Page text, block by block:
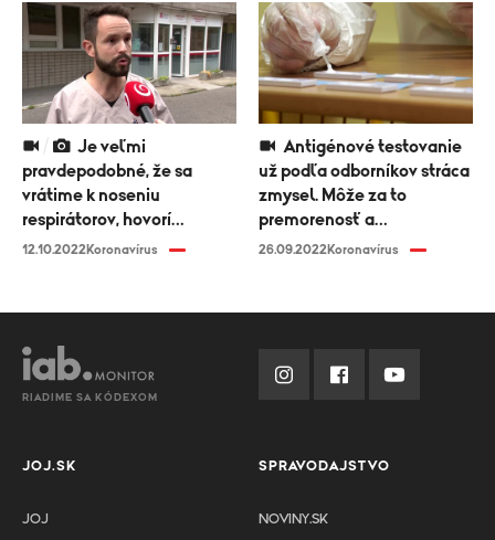
pravdepodobné, že sa
vrátime k noseniu
respirátorov, hovorí
infektológ Peter Sabaka
12.10.2022Koronavírus
už podľa odborníkov stráca
zmysel. Môže za to
premorenosť a
preočkovanosť
26.09.2022Koronavírus
RIADIME SA KÓDEXOM
JOJ.SK
JOJ
SPRAVODAJSTVO
NOVINY.SK